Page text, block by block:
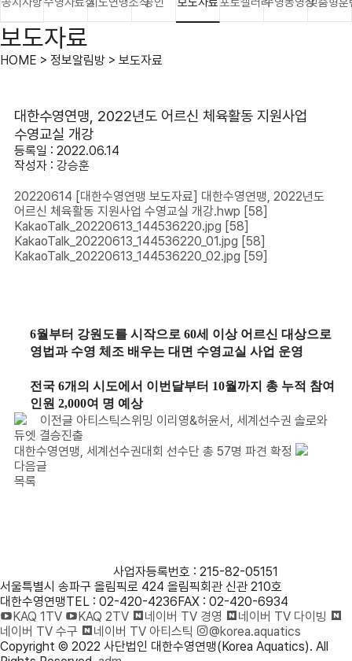
보도자료
HOME > 정보알림방 > 보도자료
대한수영연맹, 2022년도 어르신 체육활동 지원사업
수영교실 개강
등록일 : 2022.06.14
작성자 : 강승훈
20220614 [대한수영연맹 보도자료] 대한수영연맹, 2022년도
어르신 체육활동 지원사업 수영교실 개강.hwp [58]
KakaoTalk_20220613_144536220.jpg [58]
KakaoTalk_20220613_144536220_01.jpg [58]
KakaoTalk_20220613_144536220_02.jpg [59]
6월부터 강원도를 시작으로 60세 이상 어르신 대상으로
영법과 수영 체조 배우는 대면 수영교실 사업 운영
전국 6개의 시도에서 이번달부터 10월까지 총 누적 참여
인원 2,000여 명 예상
이전글 아티스틱스위밍 이리영&허윤서, 세계선수권 솔로와
듀엣 결승진출
대한수영연맹, 세계선수권대회 선수단 총 57명 파견 확정
다음글
목록
사업자등록번호 : 215-82-05151
서울특별시 송파구 올림픽로 424 올림픽회관 신관 210호
대한수영연맹TEL : 02-420-4236FAX : 02-420-6934
KAQ 1TV
KAQ 2TV 네이버 TV 경영
네이버 TV 다이빙
네이버 TV 수구
네이버 TV 아티스틱
@korea.aquatics
Copyright © 2022 사단법인 대한수영연맹(Korea Aquatics). All